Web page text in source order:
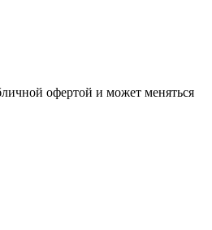
офертой и может меняться